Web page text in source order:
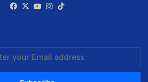
Facebook
X YouTubeInstagram